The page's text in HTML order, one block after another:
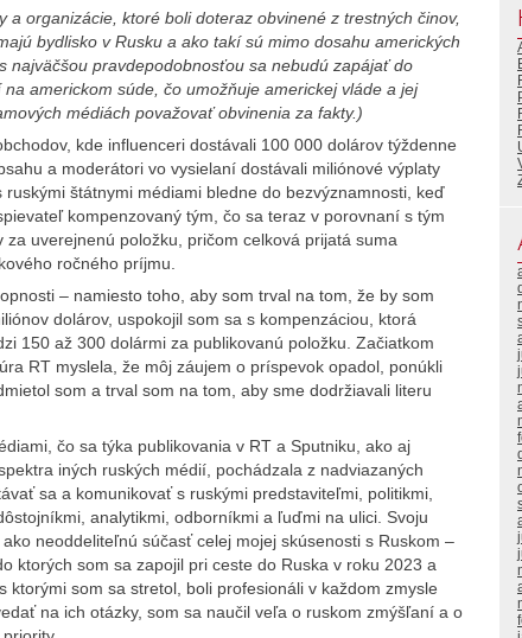
a organizácie, ktoré boli doteraz obvinené z trestných činov,
bydlisko v Rusku a ako takí sú mimo dosahu amerických
najväčšou pravdepodobnosťou sa nebudú zapájať do
americkom súde, čo umožňuje americkej vláde a jej
médiách považovať obvinenia za fakty.)
kde influenceri dostávali 100 000 dolárov týždenne
a moderátori vo vysielaní dostávali miliónové výplaty
štátnymi médiami bledne do bezvýznamnosti, keď
kompenzovaný tým, čo sa teraz v porovnaní s tým
uverejnenú položku, pričom celková prijatá suma
ročného príjmu.
– namiesto toho, aby som trval na tom, že by som
dolárov, uspokojil som sa s kompenzáciou, ktorá
150 až 300 dolármi za publikovanú položku. Začiatkom
RT myslela, že môj záujem o príspevok opadol, ponúkli
som a trval som na tom, aby sme dodržiavali literu
čo sa týka publikovania v RT a Sputniku, ako aj
iných ruských médií, pochádzala z nadviazaných
sa a komunikovať s ruskými predstaviteľmi, politikmi,
analytikmi, odborníkmi a ľuďmi na ulici. Svoju
neoddeliteľnú súčasť celej mojej skúsenosti s Ruskom –
ktorých som sa zapojil pri ceste do Ruska v roku 2023 a
ktorými som sa stretol, boli profesionáli v každom zmysle
na ich otázky, som sa naučil veľa o ruskom zmýšľaní a o